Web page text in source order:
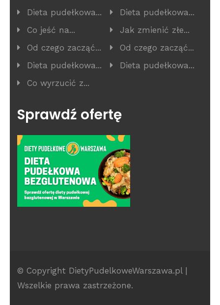
Dieta pudełkowa...
Dieta pudełkowa...
Co jeść na...
Jak zmienić złe...
Od czego zacząć...
Od czego zacząć...
Dieta pudełkowa...
Dieta pudełkowa...
Co wyrzucić z...
Sprawdź ofertę
© Copyright DietyPudelkoweWarszawa.pl |
Wszelkie prawa zastrzeżone.